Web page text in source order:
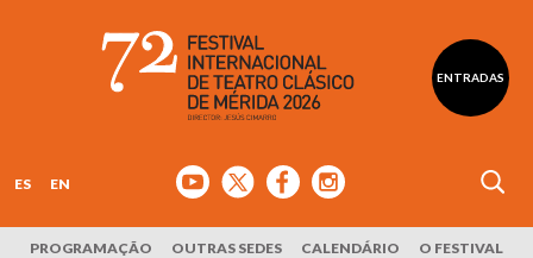
ENTRADAS
ES EN
PROGRAMAÇÃO OUTRAS SEDES CALENDÁRIO
O FESTIVAL